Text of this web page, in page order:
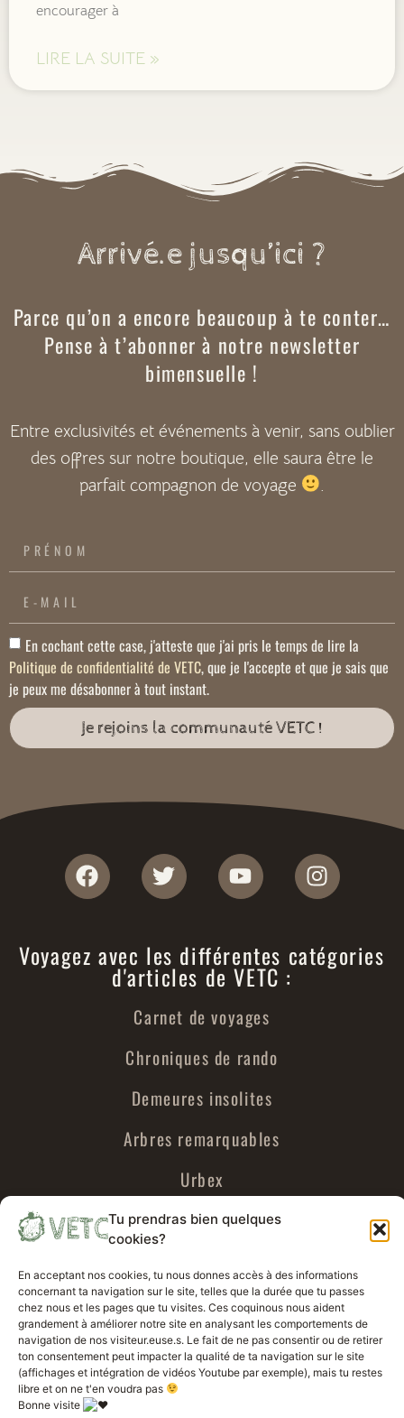
Tu prendras bien quelques
cookies?
En acceptant nos cookies, tu nous donnes accès à des informations
concernant ta navigation sur le site, telles que la durée que tu passes
chez nous et les pages que tu visites. Ces coquinous nous aident
grandement à améliorer notre site en analysant les comportements de
navigation de nos visiteur.euse.s. Le fait de ne pas consentir ou de retirer
ton consentement peut impacter la qualité de ta navigation sur le site
(affichages et intégration de vidéos Youtube par exemple), mais tu restes
libre et on ne t'en voudra pas
Bonne visite
encourager à
LIRE LA SUITE »
Arrivé.e jusqu’ici ?
Parce qu’on a encore beaucoup à te conter…
Pense à t’abonner à notre newsletter
bimensuelle !
Entre exclusivités et événements à venir, sans oublier
des offres sur notre boutique, elle saura être le
parfait compagnon de voyage
.
En cochant cette case, j'atteste que j'ai pris le temps de lire la
Politique de confidentialité de VETC, que je l'accepte et que je sais que
je peux me désabonner à tout instant.
Je rejoins la communauté VETC !
Voyagez avec les différentes catégories
d'articles de VETC :
Carnet de voyages
Chroniques de rando
Demeures insolites
Arbres remarquables
Urbex
Voyages parallèles
A propos de VETC
Politique de confidentialité VETC
Mentions légales VETC